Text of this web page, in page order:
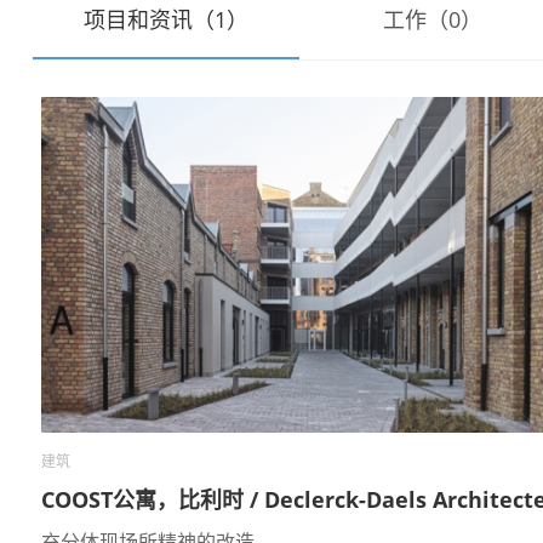
项目和资讯（1） 工作（0）
建筑
COOST公寓，比利时 / Declerck-Daels